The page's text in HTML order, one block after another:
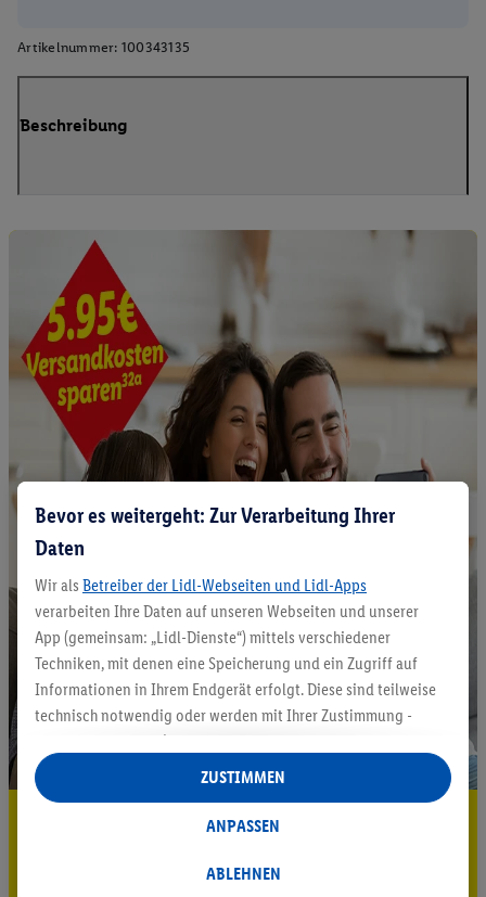
Artikelnummer: 100343135
Beschreibung
5.95 € Versand sparen³²ᵃ
Bevor es weitergeht: Zur Verarbeitung Ihrer
Daten
Wir als Betreiber der Lidl-Webseiten und Lidl-Apps
verarbeiten Ihre Daten auf unseren Webseiten und unserer
App (gemeinsam: „Lidl-Dienste“) mittels verschiedener
Techniken, mit denen eine Speicherung und ein Zugriff auf
Informationen in Ihrem Endgerät erfolgt. Diese sind teilweise
technisch notwendig oder werden mit Ihrer Zustimmung -
auch durch Partner (u.a.
Verantwortliche; im Zusammenhang mit dem IAB TCF
insgesamt
Statistik-Erstellung oder für personalisierte Werbung
Datenverarbeitungen für personalisierte Werbung werden
ABLEHNEN
ANPASSEN
ZUSTIMMEN